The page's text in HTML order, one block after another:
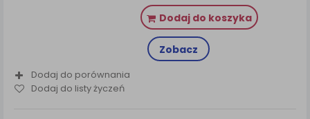
Dodaj do koszyka
Zobacz
Dodaj do porównania
Dodaj do listy życzeń